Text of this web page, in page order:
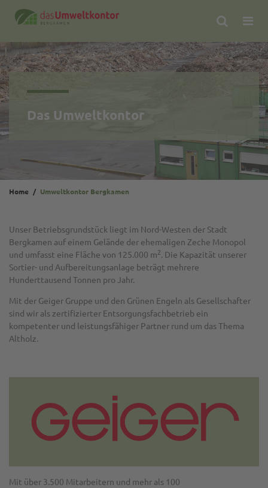
Suche
Das Umweltkontor
Home Umweltkontor Bergkamen
Unser Betriebsgrundstück liegt im Nord-Westen der Stadt
Bergkamen auf einem Gelände der ehemaligen Zeche Monopol
und umfasst eine Fläche von 125.000 m2. Die Kapazität unserer
Sortier- und Aufbereitungsanlage beträgt mehrere
Hunderttausend Tonnen pro Jahr.
Mit der Geiger Gruppe und den Grünen Engeln als Gesellschafter
sind wir als zertifizierter Entsorgungsfachbetrieb ein
kompetenter und leistungsfähiger Partner rund um das Thema
Altholz.
Mit über 3.500 Mitarbeitern und mehr als 100